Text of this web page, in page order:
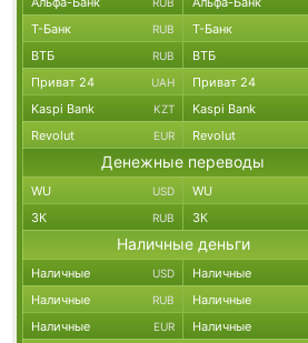
Т-Банк RUB Т-Банк
ВТБ RUB ВТБ
Приват 24 UAH Приват 24
Kaspi Bank KZT Kaspi Bank
Revolut EUR Revolut
Денежные переводы
WU USD WU
ЗК RUB ЗК
Наличные деньги
Наличные USD Наличные
Наличные RUB Наличные
Наличные EUR Наличные